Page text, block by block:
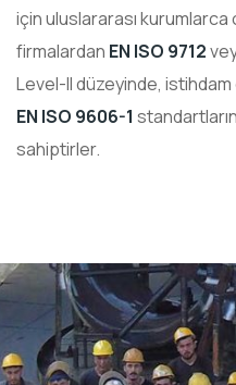
için uluslararası
firmalardan EN ISO 9712
Level-II düzeyinde,
EN ISO 9606-1
sahiptirler.